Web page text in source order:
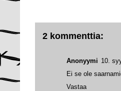
2 kommenttia:
Anonyymi 10.
Ei se ole
Vastaa